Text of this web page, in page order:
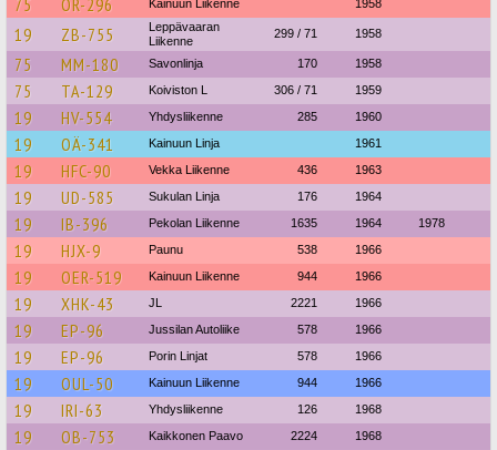
Kainuun Liikenne 1958
19 ZB-755
Leppävaaran
Liikenne
299 / 71 1958
75 MM-180 Savonlinja 170 1958
75 TA-129 Koiviston L 306 / 71 1959
19 HV-554 Yhdysliikenne 285 1960
19 OÄ-341 Kainuun Linja 1961
19 HFC-90 Vekka Liikenne 436 1963
19 UD-585 Sukulan Linja 176 1964
19 IB-396 Pekolan Liikenne 1635 1964 1978
19 HJX-9 Paunu 538 1966
19 OER-519 Kainuun Liikenne 944 1966
19 XHK-43 JL 2221 1966
19 EP-96 Jussilan Autoliike 578 1966
19 EP-96 Porin Linjat 578 1966
19 OUL-50 Kainuun Liikenne 944 1966
19 IRI-63 Yhdysliikenne 126 1968
19 OB-753 Kaikkonen Paavo 2224 1968